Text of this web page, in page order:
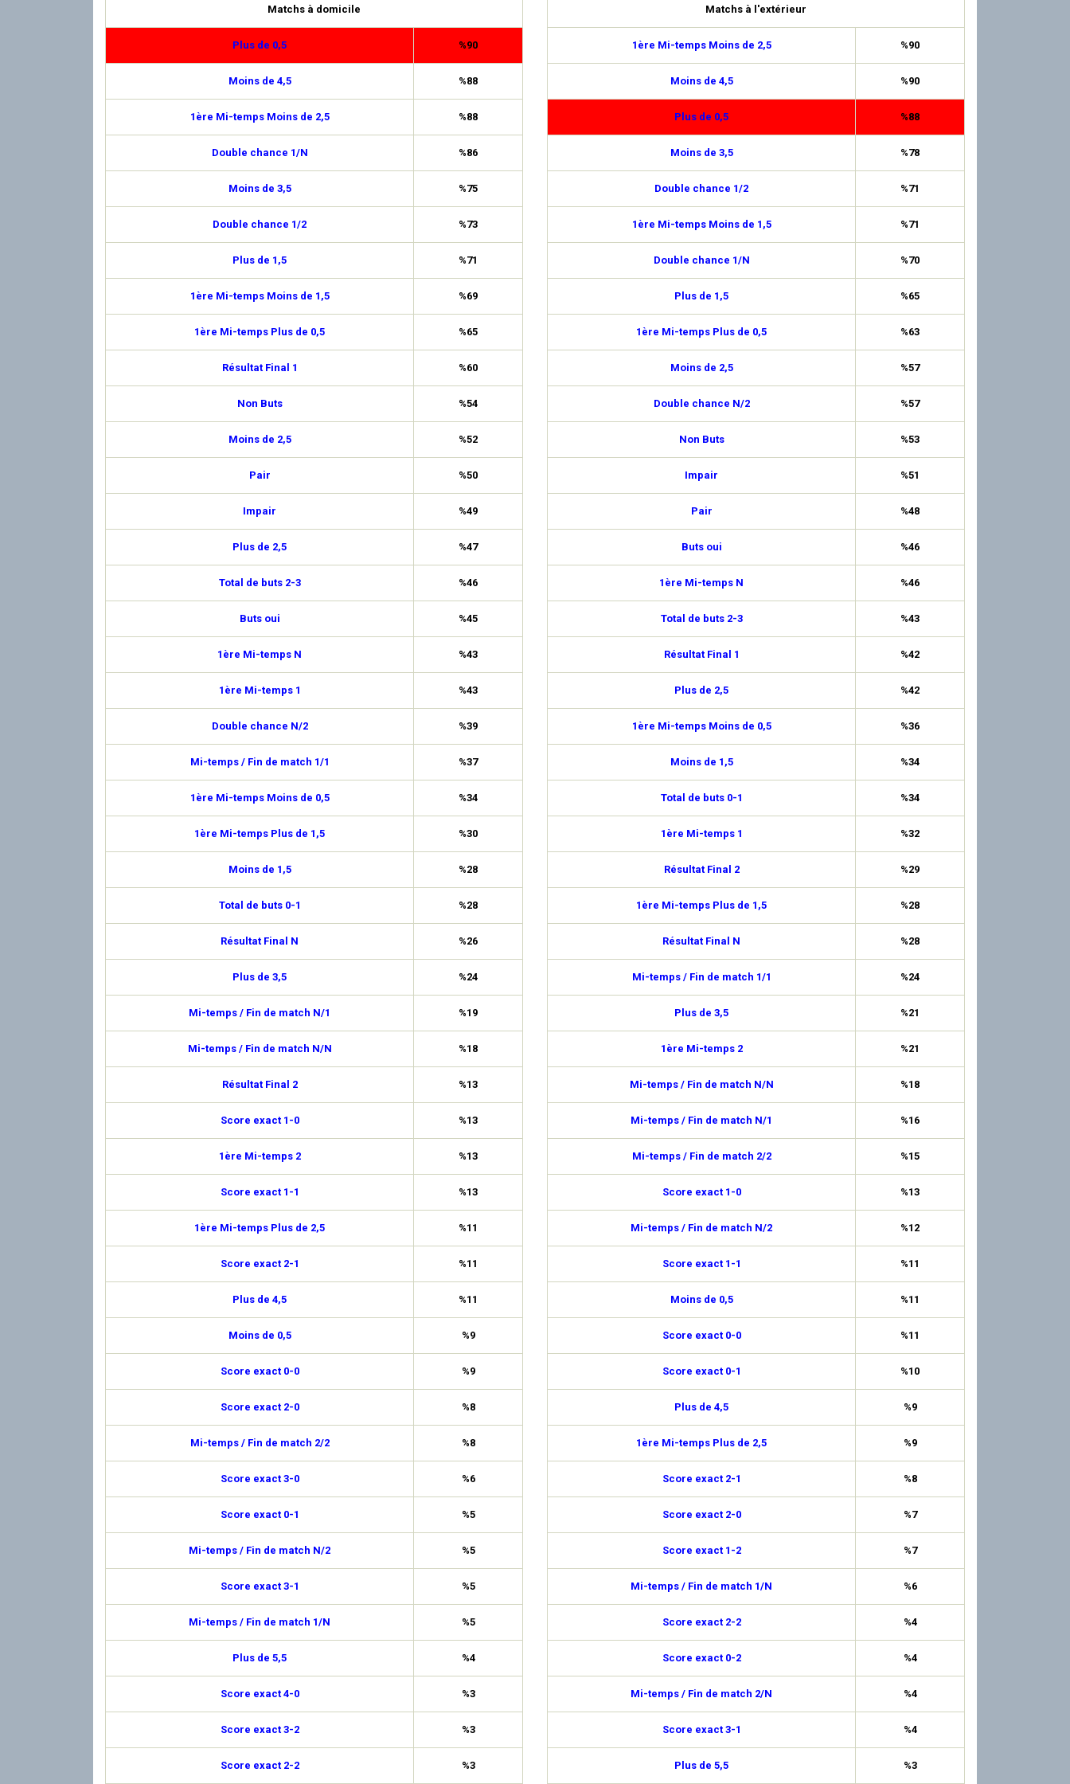
Matchs à domicile
Plus de 0,5 %90
Moins de 4,5 %88
1ère Mi-temps Moins de 2,5 %88
Double chance 1/N %86
Moins de 3,5 %75
Double chance 1/2 %73
Plus de 1,5 %71
1ère Mi-temps Moins de 1,5 %69
1ère Mi-temps Plus de 0,5 %65
Résultat Final 1 %60
Non Buts %54
Moins de 2,5 %52
Pair %50
Impair %49
Plus de 2,5 %47
Total de buts 2-3 %46
Buts oui %45
1ère Mi-temps N %43
1ère Mi-temps 1 %43
Double chance N/2 %39
Mi-temps / Fin de match 1/1 %37
1ère Mi-temps Moins de 0,5 %34
1ère Mi-temps Plus de 1,5 %30
Moins de 1,5 %28
Total de buts 0-1 %28
Résultat Final N %26
Plus de 3,5 %24
Mi-temps / Fin de match N/1 %19
Mi-temps / Fin de match N/N %18
Résultat Final 2 %13
Score exact 1-0 %13
1ère Mi-temps 2 %13
Score exact 1-1 %13
1ère Mi-temps Plus de 2,5 %11
Score exact 2-1 %11
Plus de 4,5 %11
Moins de 0,5 %9
Score exact 0-0 %9
Score exact 2-0 %8
Mi-temps / Fin de match 2/2 %8
Score exact 3-0 %6
Score exact 0-1 %5
Mi-temps / Fin de match N/2 %5
Score exact 3-1 %5
Mi-temps / Fin de match 1/N %5
Plus de 5,5 %4
Score exact 4-0 %3
Score exact 3-2 %3
Score exact 2-2 %3
Matchs à l'extérieur
1ère Mi-temps Moins de 2,5 %90
Moins de 4,5 %90
Plus de 0,5 %88
Moins de 3,5 %78
Double chance 1/2 %71
1ère Mi-temps Moins de 1,5 %71
Double chance 1/N %70
Plus de 1,5 %65
1ère Mi-temps Plus de 0,5 %63
Moins de 2,5 %57
Double chance N/2 %57
Non Buts %53
Impair %51
Pair %48
Buts oui %46
1ère Mi-temps N %46
Total de buts 2-3 %43
Résultat Final 1 %42
Plus de 2,5 %42
1ère Mi-temps Moins de 0,5 %36
Moins de 1,5 %34
Total de buts 0-1 %34
1ère Mi-temps 1 %32
Résultat Final 2 %29
1ère Mi-temps Plus de 1,5 %28
Résultat Final N %28
Mi-temps / Fin de match 1/1 %24
Plus de 3,5 %21
1ère Mi-temps 2 %21
Mi-temps / Fin de match N/N %18
Mi-temps / Fin de match N/1 %16
Mi-temps / Fin de match 2/2 %15
Score exact 1-0 %13
Mi-temps / Fin de match N/2 %12
Score exact 1-1 %11
Moins de 0,5 %11
Score exact 0-0 %11
Score exact 0-1 %10
Plus de 4,5 %9
1ère Mi-temps Plus de 2,5 %9
Score exact 2-1 %8
Score exact 2-0 %7
Score exact 1-2 %7
Mi-temps / Fin de match 1/N %6
Score exact 2-2 %4
Score exact 0-2 %4
Mi-temps / Fin de match 2/N %4
Score exact 3-1 %4
Plus de 5,5 %3